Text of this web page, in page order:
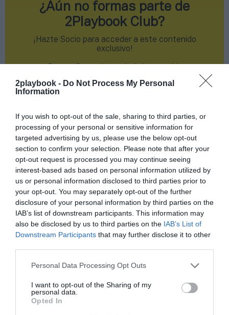
2playbook - Do Not Process My Personal
Information
If you wish to opt-out of the sale, sharing to third parties, or
processing of your personal or sensitive information for
targeted advertising by us, please use the below opt-out
section to confirm your selection. Please note that after your
opt-out request is processed you may continue seeing
interest-based ads based on personal information utilized by
us or personal information disclosed to third parties prior to
your opt-out. You may separately opt-out of the further
disclosure of your personal information by third parties on the
IAB’s list of downstream participants. This information may
also be disclosed by us to third parties on the IAB’s List of
Downstream Participants that may further disclose it to other
Personal Data Processing Opt Outs
I want to opt-out of the Sharing of my
personal data.
Opted In
Índex2P
Uni Ferrol
Liga Femenina de baloncesto
¿Aún no formas parte de
2Playbook Club?
¡Hazte Socio para acceder a este contenido
exclusivo!
Compartir
Imprimir
Publicidad